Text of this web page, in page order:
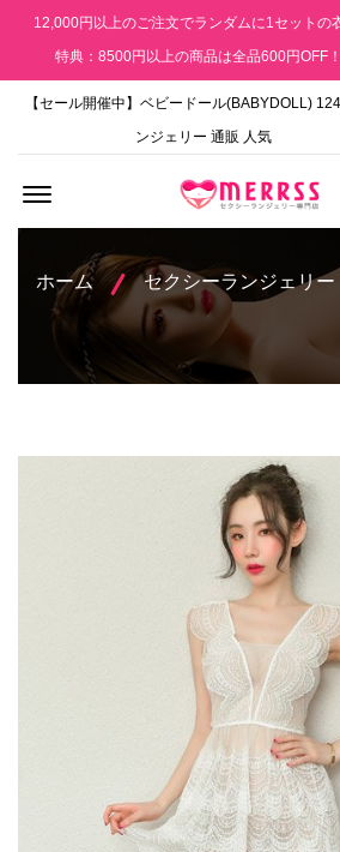
12,000円以上のご注文でランダムに1セットの
特典：8500円以上の商品は全品600円OFF
【セール開催中】ベビードール(BABYDOLL)
ンジェリー 通販 人気
ホーム セクシーランジェリー